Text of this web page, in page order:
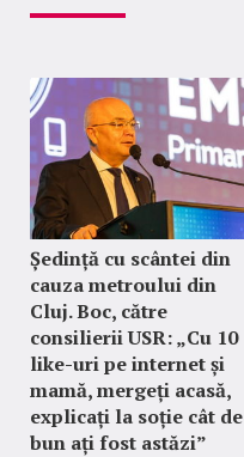
Ședință cu scântei din
cauza metroului din
Cluj. Boc, către
consilierii USR: „Cu 10
like-uri pe internet și
mamă, mergeți acasă,
explicați la soție cât de
bun ați fost astăzi”